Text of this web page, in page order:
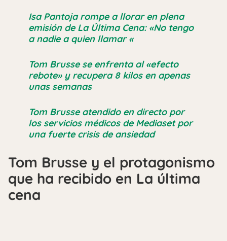
Isa Pantoja rompe a llorar en plena
emisión de La Última Cena: «No tengo
a nadie a quien llamar «
Tom Brusse se enfrenta al «efecto
rebote» y recupera 8 kilos en apenas
unas semanas
Tom Brusse atendido en directo por
los servicios médicos de Mediaset por
una fuerte crisis de ansiedad
Tom Brusse y el protagonismo
que ha recibido en La última
cena